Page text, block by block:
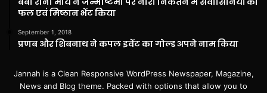
फल एवं मिष्ठान भेंट किया
September 1, 2018
प्रणब और शिबनाथ ने कपल इवेंट का गोल्ड अपने नाम किया
Jannah is a Clean Responsive WordPress Newspaper, Magazine,
News and Blog theme. Packed with options that allow you to